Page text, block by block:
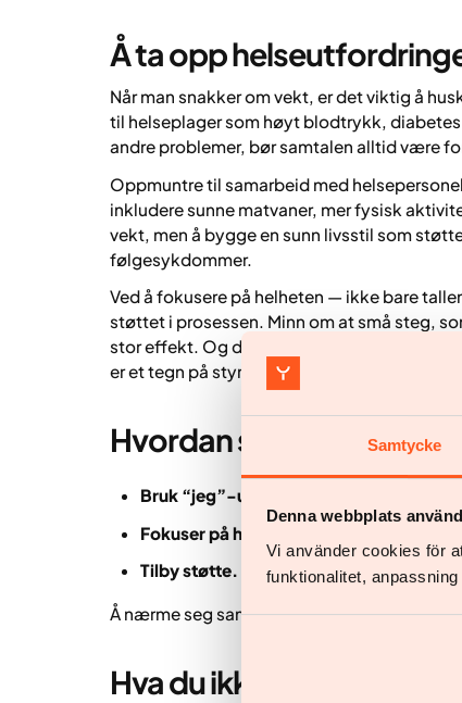
Samtycke
Denna webbplats
Vi använder cookies för
funktionalitet,
Å ta opp
Når man snakker om vekt, er det viktig å
til helseplager som høyt blodtrykk,
andre problemer, bør samtalen alltid være
Oppmuntre til samarbeid med
inkludere sunne matvaner, mer fysisk
vekt, men å bygge en sunn livsstil som
følgesykdommer.
Ved å fokusere på helheten — ikke bare
støttet i prosessen. Minn om at små steg,
stor effekt. Og dersom medisinsk
er et tegn på styrke, ikke svakhet.
Hvordan snakke om vekt
Bruk “jeg”-utsagn.
Fokuser på helse, ikke utseende.
Tilby støtte. Foreslå felles aktiviteter
Å nærme seg samtalen slik helsepersonell
Hva du ikke bør si når du